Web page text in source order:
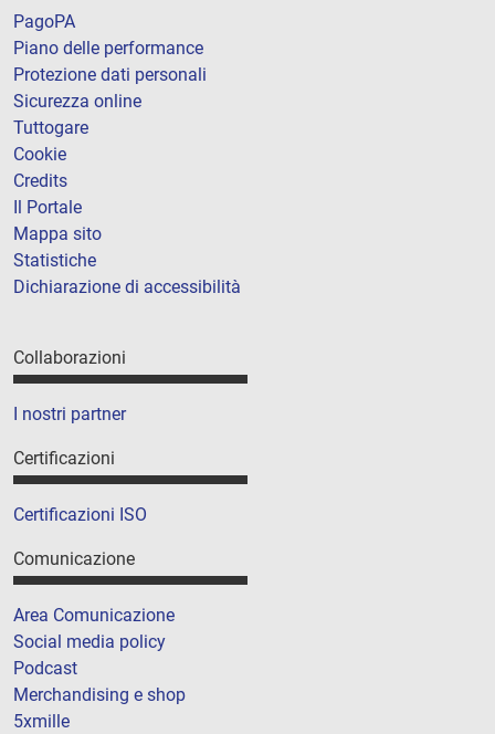
PagoPA
Piano delle performance
Protezione dati personali
Sicurezza online
Tuttogare
Cookie
Credits
Il Portale
Mappa sito
Statistiche
Dichiarazione di accessibilità
Collaborazioni
I nostri partner
Certificazioni
Certificazioni ISO
Comunicazione
Area Comunicazione
Social media policy
Podcast
Merchandising e shop
5xmille